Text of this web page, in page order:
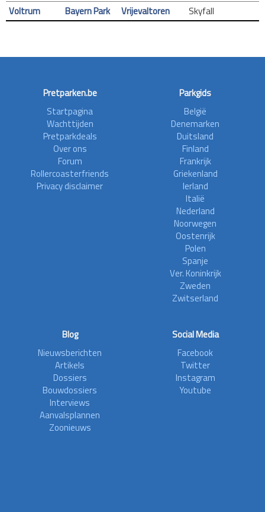
Voltrum
Bayern Park Vrijevaltoren Skyfall
Pretparken.be
Startpagina
Wachttijden
Pretparkdeals
Over ons
Forum
Rollercoasterfriends
Privacy disclaimer
Parkgids
België
Denemarken
Duitsland
Finland
Frankrijk
Griekenland
Ierland
Italië
Nederland
Noorwegen
Oostenrijk
Polen
Spanje
Ver. Koninkrijk
Zweden
Zwitserland
Blog
Nieuwsberichten
Artikels
Dossiers
Bouwdossiers
Interviews
Aanvalsplannen
Zoonieuws
Social Media
Facebook
Twitter
Instagram
Youtube